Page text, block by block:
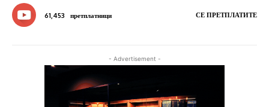
61,453 претплатници СЕ ПРЕТПЛАТИТЕ
- Advertisement -